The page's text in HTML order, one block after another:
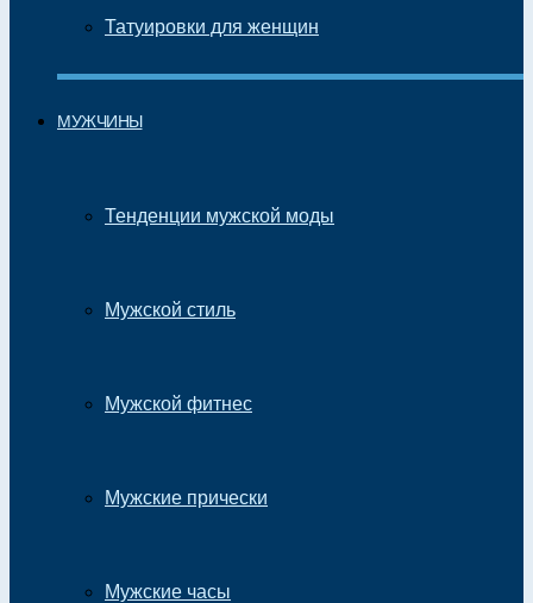
Татуировки для женщин
МУЖЧИНЫ
Тенденции мужской моды
Мужской стиль
Мужской фитнес
Мужские прически
Мужские часы